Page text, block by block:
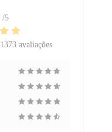
/5
1373 avaliações